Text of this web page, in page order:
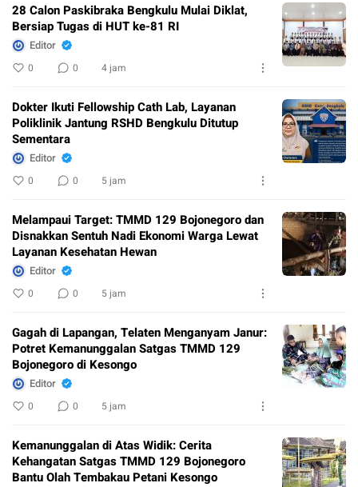
28 Calon Paskibraka Bengkulu Mulai Diklat,
Bersiap Tugas di HUT ke-81 RI
Editor
0 0 4 jam
Dokter Ikuti Fellowship Cath Lab, Layanan
Poliklinik Jantung RSHD Bengkulu Ditutup
Sementara
Editor
0 0 5 jam
Melampaui Target: TMMD 129 Bojonegoro dan
Disnakkan Sentuh Nadi Ekonomi Warga Lewat
Layanan Kesehatan Hewan
Editor
0 0 5 jam
Gagah di Lapangan, Telaten Menganyam Janur:
Potret Kemanunggalan Satgas TMMD 129
Bojonegoro di Kesongo
Editor
0 0 5 jam
Kemanunggalan di Atas Widik: Cerita
Kehangatan Satgas TMMD 129 Bojonegoro
Bantu Olah Tembakau Petani Kesongo